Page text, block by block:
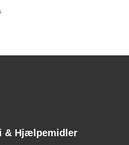
& Hjælpemidler